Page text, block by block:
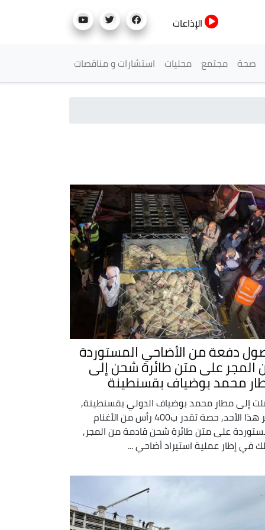
الإذاعات
صحة مجتمع محليات استشارات و مناقصات
دفعة من الأضاحي المستوردة
المجر على متن طائرة شحن إلى
محمد بوضياف بقسنطينة
إلى مطار محمد بوضياف الدولي بقسنطينة,
فجر هذا الأحد, حصة تقدر ب400 رأس من الأغنام
على متن طائرة شحن قادمة من المجر,
في إطار عملية استيراد أضاحي ...